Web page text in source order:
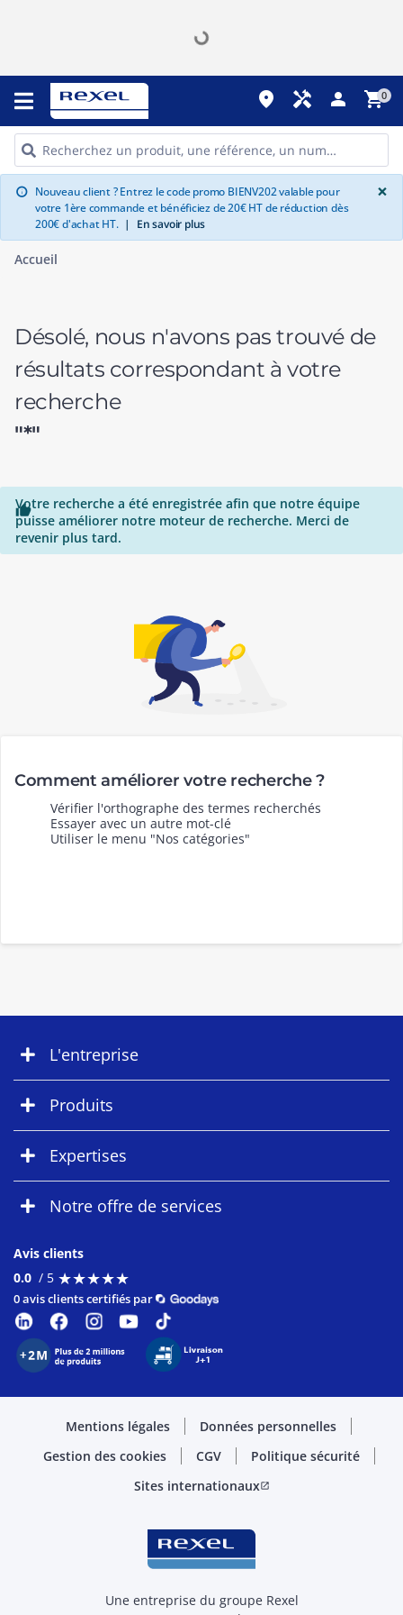
place handyman person shopping_cart0
info Nouveau client ? Entrez le code promo BIENV202 valable pour
votre 1ère commande et bénéficiez de 20€ HT de réduction dès
200€ d'achat HT. | En savoir plus
×
Accueil
Désolé, nous n'avons pas trouvé de
résultats correspondant à votre
recherche
"*"

Votre recherche a été enregistrée afin que notre équipe
puisse améliorer notre moteur de recherche. Merci de
revenir plus tard.
Comment améliorer votre recherche ?
Vérifier l'orthographe des termes recherchés
Essayer avec un autre mot-clé
Utiliser le menu "Nos catégories"
L'entreprise
Produits
Expertises
Notre offre de services
Avis clients
0.0 / 5 ★★★★★
★★★★★
0 avis clients certifiés par
Mentions légales
Données personnelles
Gestion des cookies
CGV
Politique sécurité
Sites internationauxopen_in_new
Une entreprise du groupe Rexel